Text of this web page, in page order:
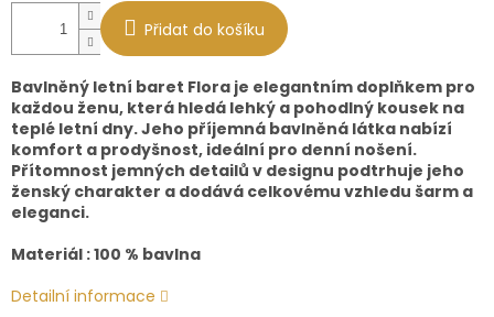
Přidat do košíku
Bavlněný letní baret Flora je elegantním doplňkem pro
každou ženu, která hledá lehký a pohodlný kousek na
teplé letní dny. Jeho příjemná bavlněná látka nabízí
komfort a prodyšnost, ideální pro denní nošení.
Přítomnost jemných detailů v designu podtrhuje jeho
ženský charakter a dodává celkovému vzhledu šarm a
eleganci.
Materiál : 100 % bavlna
Detailní informace